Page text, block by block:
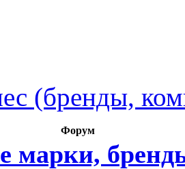
(бренды,
Форум
марки,